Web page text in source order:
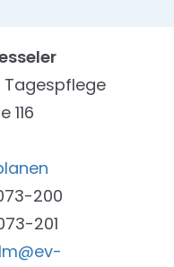
Tagespflege
116
200
201